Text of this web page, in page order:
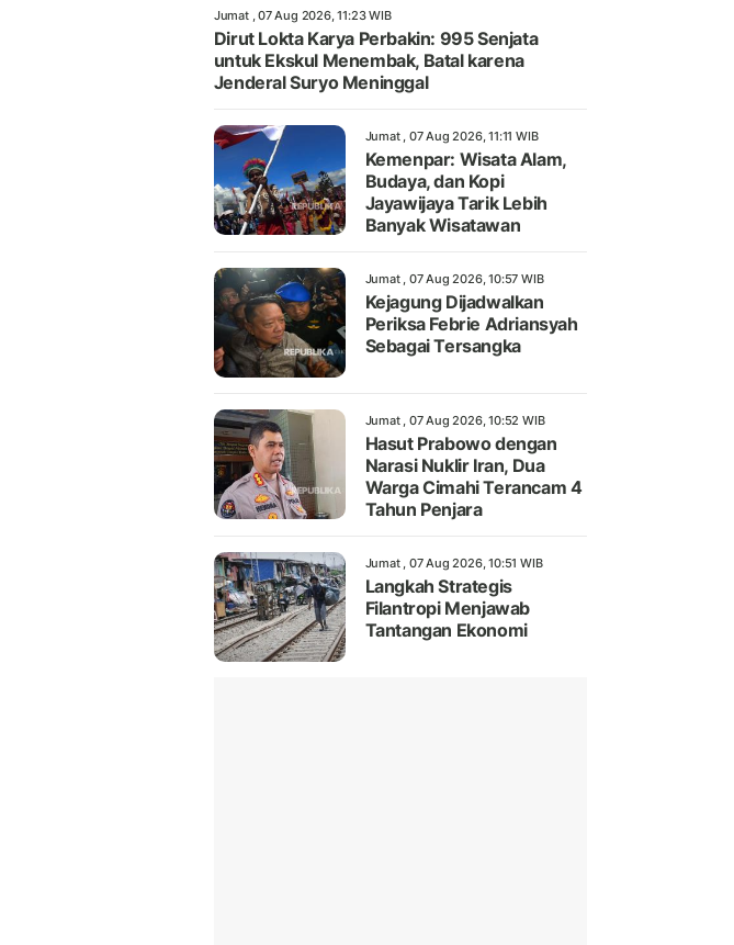
Jumat , 07 Aug 2026, 11:23 WIB
Dirut Lokta Karya Perbakin: 995 Senjata
untuk Ekskul Menembak, Batal karena
Jenderal Suryo Meninggal
Jumat , 07 Aug 2026, 11:11 WIB
Kemenpar: Wisata Alam,
Budaya, dan Kopi
Jayawijaya Tarik Lebih
Banyak Wisatawan
Jumat , 07 Aug 2026, 10:57 WIB
Kejagung Dijadwalkan
Periksa Febrie Adriansyah
Sebagai Tersangka
Jumat , 07 Aug 2026, 10:52 WIB
Hasut Prabowo dengan
Narasi Nuklir Iran, Dua
Warga Cimahi Terancam 4
Tahun Penjara
Jumat , 07 Aug 2026, 10:51 WIB
Langkah Strategis
Filantropi Menjawab
Tantangan Ekonomi